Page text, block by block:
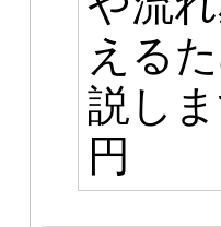
える
説し
円